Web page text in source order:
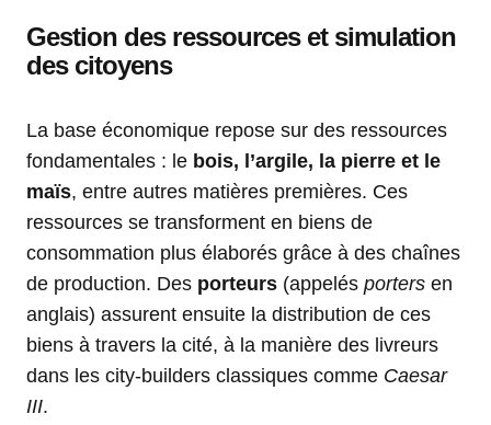
Gestion des ressources et simulation
des citoyens
La base économique repose sur des ressources
fondamentales : le bois, l’argile, la pierre et le
maïs, entre autres matières premières. Ces
ressources se transforment en biens de
consommation plus élaborés grâce à des chaînes
de production. Des porteurs (appelés porters en
anglais) assurent ensuite la distribution de ces
biens à travers la cité, à la manière des livreurs
dans les city-builders classiques comme Caesar
III.